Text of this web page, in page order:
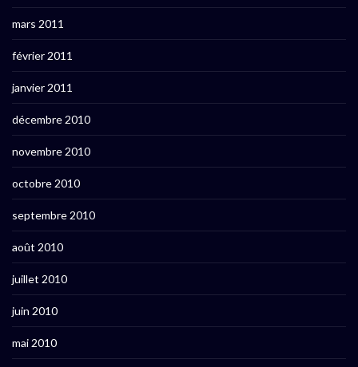
mars 2011
février 2011
janvier 2011
décembre 2010
novembre 2010
octobre 2010
septembre 2010
août 2010
juillet 2010
juin 2010
mai 2010